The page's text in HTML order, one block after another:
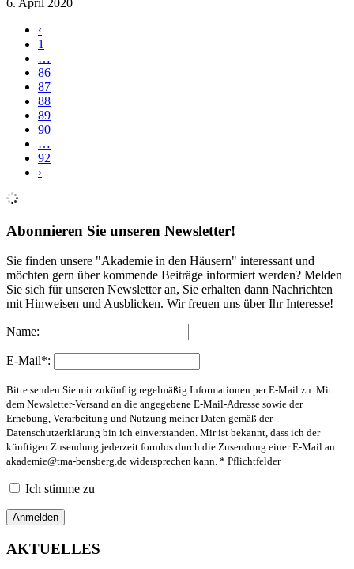
‹
1
…
86
87
88
89
90
…
92
›
Abonnieren Sie unseren Newsletter!
Sie finden unsere "Akademie in den Häusern" interessant und
möchten gern über kommende Beiträge informiert werden? Melden
Sie sich für unseren Newsletter an, Sie erhalten dann Nachrichten
mit Hinweisen und Ausblicken. Wir freuen uns über Ihr Interesse!
Name:
E-Mail*:
Bitte senden Sie mir zukünftig regelmäßig Informationen per E-Mail zu. Mit
dem Newsletter-Versand an die angegebene E-Mail-Adresse sowie der
Erhebung, Verarbeitung und Nutzung meiner Daten gemäß der
Datenschutzerklärung bin ich einverstanden. Mir ist bekannt, dass ich der
künftigen Zusendung jederzeit formlos durch die Zusendung einer E-Mail an
akademie@tma-bensberg.de widersprechen kann. * Pflichtfelder
Ich stimme zu
AKTUELLES